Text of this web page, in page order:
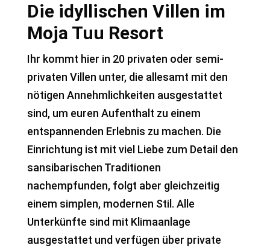
Die idyllischen Villen im
Moja Tuu Resort
Ihr kommt hier in 20 privaten oder semi-
privaten Villen unter, die allesamt mit den
nötigen Annehmlichkeiten ausgestattet
sind, um euren Aufenthalt zu einem
entspannenden Erlebnis zu machen. Die
Einrichtung ist mit viel Liebe zum Detail den
sansibarischen Traditionen
nachempfunden, folgt aber gleichzeitig
einem simplen, modernen Stil. Alle
Unterkünfte sind mit Klimaanlage
ausgestattet und verfügen über private